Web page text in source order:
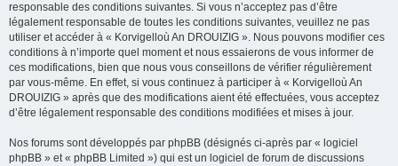
responsable des conditions suivantes. Si vous n’acceptez pas d’être
légalement responsable de toutes les conditions suivantes, veuillez ne pas
utiliser et accéder à « Korvigelloù An DROUIZIG ». Nous pouvons modifier ces
conditions à n’importe quel moment et nous essaierons de vous informer de
ces modifications, bien que nous vous conseillons de vérifier régulièrement
par vous-même. En effet, si vous continuez à participer à « Korvigelloù An
DROUIZIG » après que des modifications aient été effectuées, vous acceptez
d’être légalement responsable des conditions modifiées et mises à jour.
Nos forums sont développés par phpBB (désignés ci-après par « logiciel
phpBB » et « phpBB Limited ») qui est un logiciel de forum de discussions